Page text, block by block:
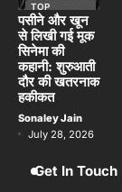
TOP
STORIES
पसीने और खून
से लिखी गई मूक
सिनेमा की
कहानी: शुरुआती
दौर की खतरनाक
हकीकत
Sonaley Jain
July 28, 2026
Get In Touch